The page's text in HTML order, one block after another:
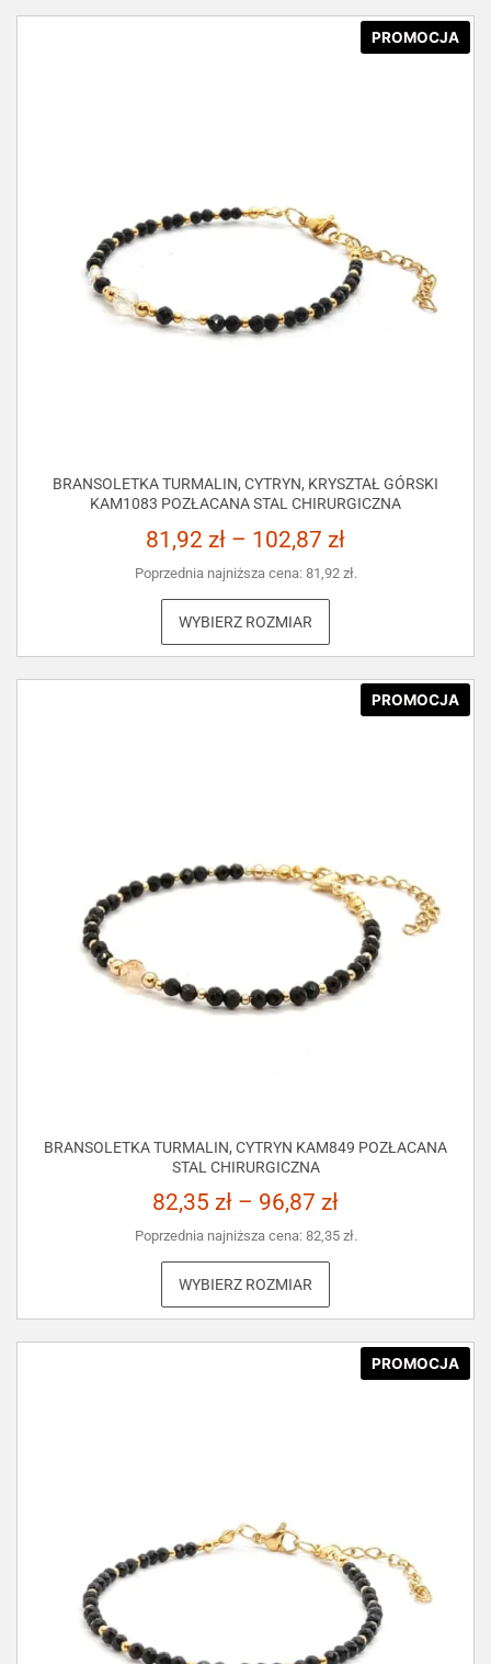
PROMOCJA
BRANSOLETKA TURMALIN, CYTRYN, KRYSZTAŁ GÓRSKI
KAM1083 POZŁACANA STAL CHIRURGICZNA
81,92 zł – 102,87 zł
Poprzednia najniższa cena: 81,92 zł.
WYBIERZ ROZMIAR
PROMOCJA
BRANSOLETKA TURMALIN, CYTRYN KAM849 POZŁACANA
STAL CHIRURGICZNA
82,35 zł – 96,87 zł
Poprzednia najniższa cena: 82,35 zł.
WYBIERZ ROZMIAR
PROMOCJA